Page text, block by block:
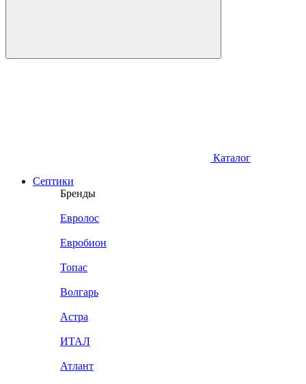
Каталог
Септики
Бренды
Евролос
Евробион
Топас
Волгарь
Астра
ИТАЛ
Атлант